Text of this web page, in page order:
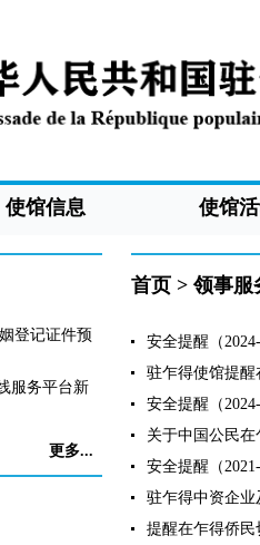
使馆信息 使馆
登记证件预
服务平台新
更多...
首页>领事服
安全提醒（2024-
驻乍得使馆提醒
安全提醒（2024-
关于中国公民在
安全提醒（2021-
驻乍得中资企业
提醒在乍得侨民